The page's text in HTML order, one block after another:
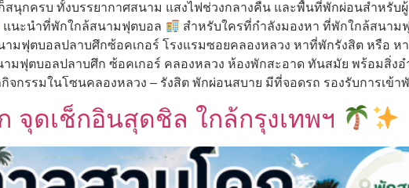
สนุกครบ ทั้งบรรยากาศสนาม แสงไฟช่วงกลางคืน และพื้นที่พักผ่อนสำหรั
แนะนำที่พักใกล้สนามฟุตบอล
สำหรับใครที่กำลังมองหา ที่พักใกล้สนา
ามฟุตบอลปลาบศึกซ้อคเกอร์ โรงแรมซอยคลองหลวง หาที่พักรังสิต หรือ ห
ามฟุตบอลปลาบศึก ซ้อคเกอร์ คลองหลวง ห้องพักสะอาด ทันสมัย พร้อมสิ่ง
จกรรมในโซนคลองหลวง – รังสิต พักผ่อนสบาย มีที่จอดรถ รองรับการเข้า
จุดเช็กอินสุดชิล ใกล้กรุงเทพฯ